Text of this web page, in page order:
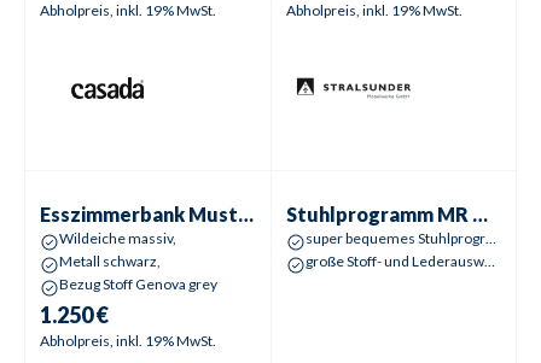
Abholpreis, inkl. 19% MwSt. Abholpreis, inkl. 19% MwSt.
Esszimmerbank Musterring Pinero
Wildeiche massiv,
Metall schwarz,
Bezug Stoff Genova grey
1.250 €
Abholpreis, inkl. 19% MwSt.
Stuhlprogramm MR Nevio
super bequemes Stuhlprogramm
große Stoff- und Lederauswahl